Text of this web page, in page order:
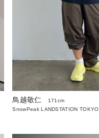
鳥越敬仁
171cm
SnowPeak LANDSTATION TOKYO